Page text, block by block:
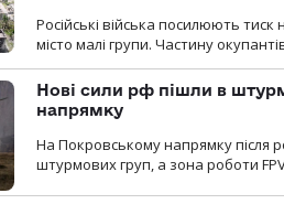
Російські війська посилюють тиск
місто малі групи. Частину
Нові сили рф пішли в
напрямку
На Покровському напрямку після
штурмових груп, а зона роботи